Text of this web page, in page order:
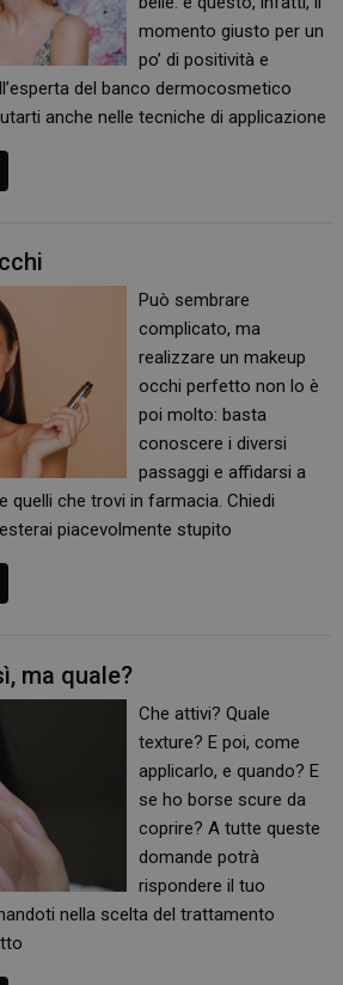
momento giusto per un
po’ di positività e
del banco dermocosmetico
anche nelle tecniche di applicazione
Può sembrare
complicato, ma
realizzare un makeup
occhi perfetto non lo è
poi molto: basta
conoscere i diversi
passaggi e affidarsi a
quelli che trovi in farmacia. Chiedi
piacevolmente stupito
ma quale?
Che attivi? Quale
texture? E poi, come
applicarlo, e quando? E
se ho borse scure da
coprire? A tutte queste
domande potrà
rispondere il tuo
nella scelta del trattamento